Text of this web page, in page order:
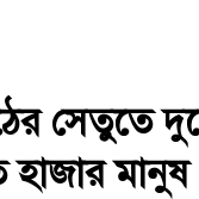
সেতুতে
হাজার মানুষ